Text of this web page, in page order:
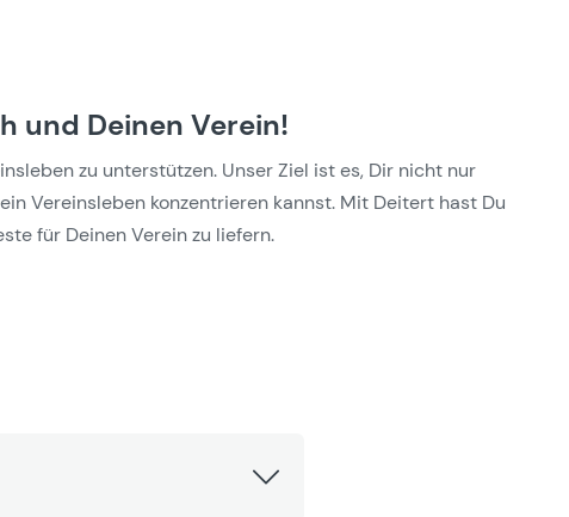
und Deinen Verein!
zu unterstützen. Unser Ziel ist es, Dir nicht nur
Vereinsleben konzentrieren kannst. Mit Deitert hast Du
für Deinen Verein zu liefern.